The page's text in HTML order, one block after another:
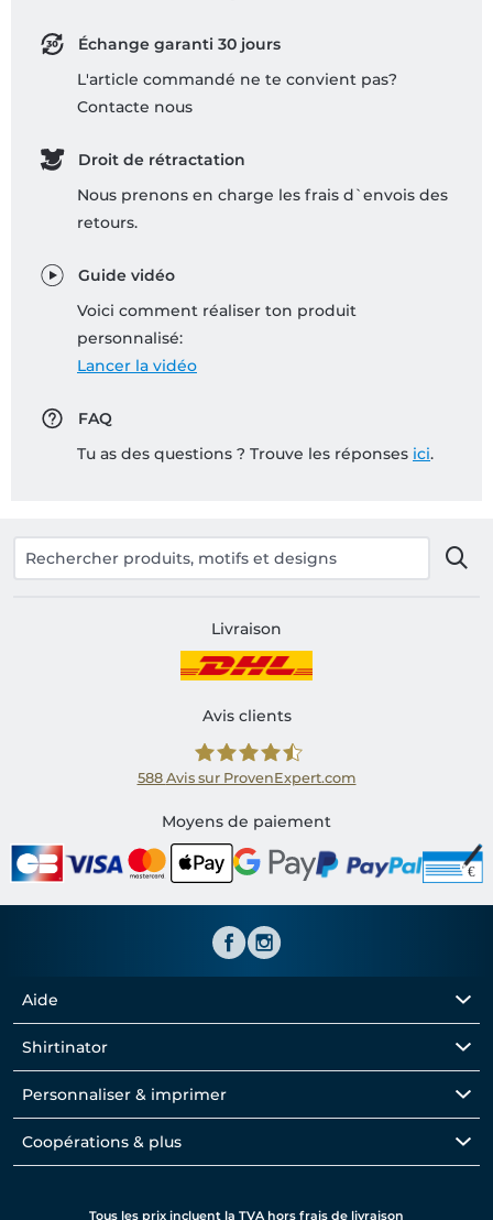
Échange garanti 30 jours
L'article commandé ne te convient pas?
Contacte nous
Droit de rétractation
Nous prenons en charge les frais d`envois des
retours.
Guide vidéo
Voici comment réaliser ton produit
personnalisé:
Lancer la vidéo
FAQ
Tu as des questions ? Trouve les réponses ici.
Livraison
Avis clients
Shirtinator FR
588 Avis sur ProvenExpert.com
Moyens de paiement
Aide
Shirtinator
Personnaliser & imprimer
Coopérations & plus
Tous les prix incluent la TVA hors frais de livraison